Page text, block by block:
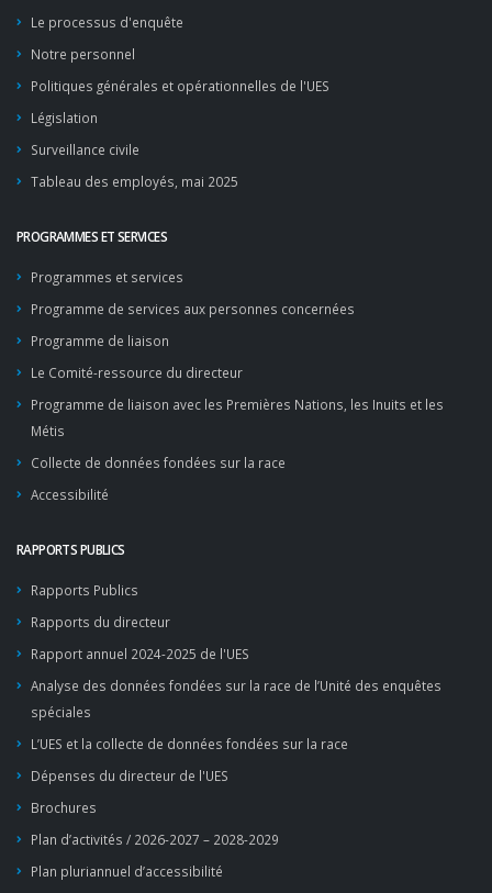
Le processus d'enquête
Notre personnel
Politiques générales et opérationnelles de l'UES
Législation
Surveillance civile
Tableau des employés, mai 2025
PROGRAMMES ET SERVICES
Programmes et services
Programme de services aux personnes concernées
Programme de liaison
Le Comité-ressource du directeur
Programme de liaison avec les Premières Nations, les Inuits et les
Métis
Collecte de données fondées sur la race
Accessibilité
RAPPORTS PUBLICS
Rapports Publics
Rapports du directeur
Rapport annuel 2024-2025 de l'UES
Analyse des données fondées sur la race de l’Unité des enquêtes
spéciales
L’UES et la collecte de données fondées sur la race
Dépenses du directeur de l'UES
Brochures
Plan d’activités / 2026-2027 – 2028-2029
Plan pluriannuel d’accessibilité